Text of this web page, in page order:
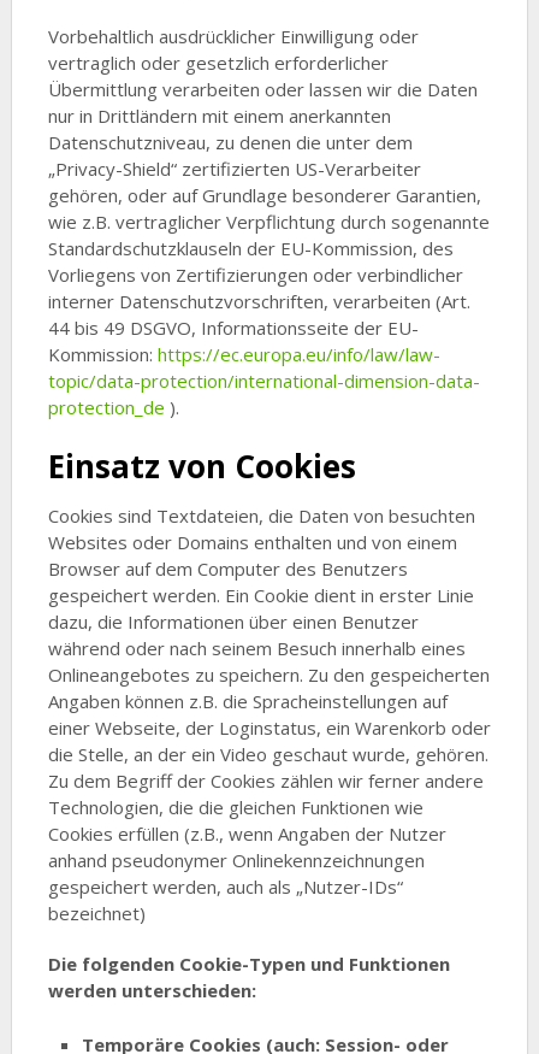
Vorbehaltlich ausdrücklicher Einwilligung oder
vertraglich oder gesetzlich erforderlicher
Übermittlung verarbeiten oder lassen wir die Daten
nur in Drittländern mit einem anerkannten
Datenschutzniveau, zu denen die unter dem
„Privacy-Shield“ zertifizierten US-Verarbeiter
gehören, oder auf Grundlage besonderer Garantien,
wie z.B. vertraglicher Verpflichtung durch sogenannte
Standardschutzklauseln der EU-Kommission, des
Vorliegens von Zertifizierungen oder verbindlicher
interner Datenschutzvorschriften, verarbeiten (Art.
44 bis 49 DSGVO, Informationsseite der EU-
Kommission: https://ec.europa.eu/info/law/law-
topic/data-protection/international-dimension-data-
protection_de ).
Einsatz von Cookies
Cookies sind Textdateien, die Daten von besuchten
Websites oder Domains enthalten und von einem
Browser auf dem Computer des Benutzers
gespeichert werden. Ein Cookie dient in erster Linie
dazu, die Informationen über einen Benutzer
während oder nach seinem Besuch innerhalb eines
Onlineangebotes zu speichern. Zu den gespeicherten
Angaben können z.B. die Spracheinstellungen auf
einer Webseite, der Loginstatus, ein Warenkorb oder
die Stelle, an der ein Video geschaut wurde, gehören.
Zu dem Begriff der Cookies zählen wir ferner andere
Technologien, die die gleichen Funktionen wie
Cookies erfüllen (z.B., wenn Angaben der Nutzer
anhand pseudonymer Onlinekennzeichnungen
gespeichert werden, auch als „Nutzer-IDs“
bezeichnet)
Die folgenden Cookie-Typen und Funktionen
werden unterschieden:
Temporäre Cookies (auch: Session- oder